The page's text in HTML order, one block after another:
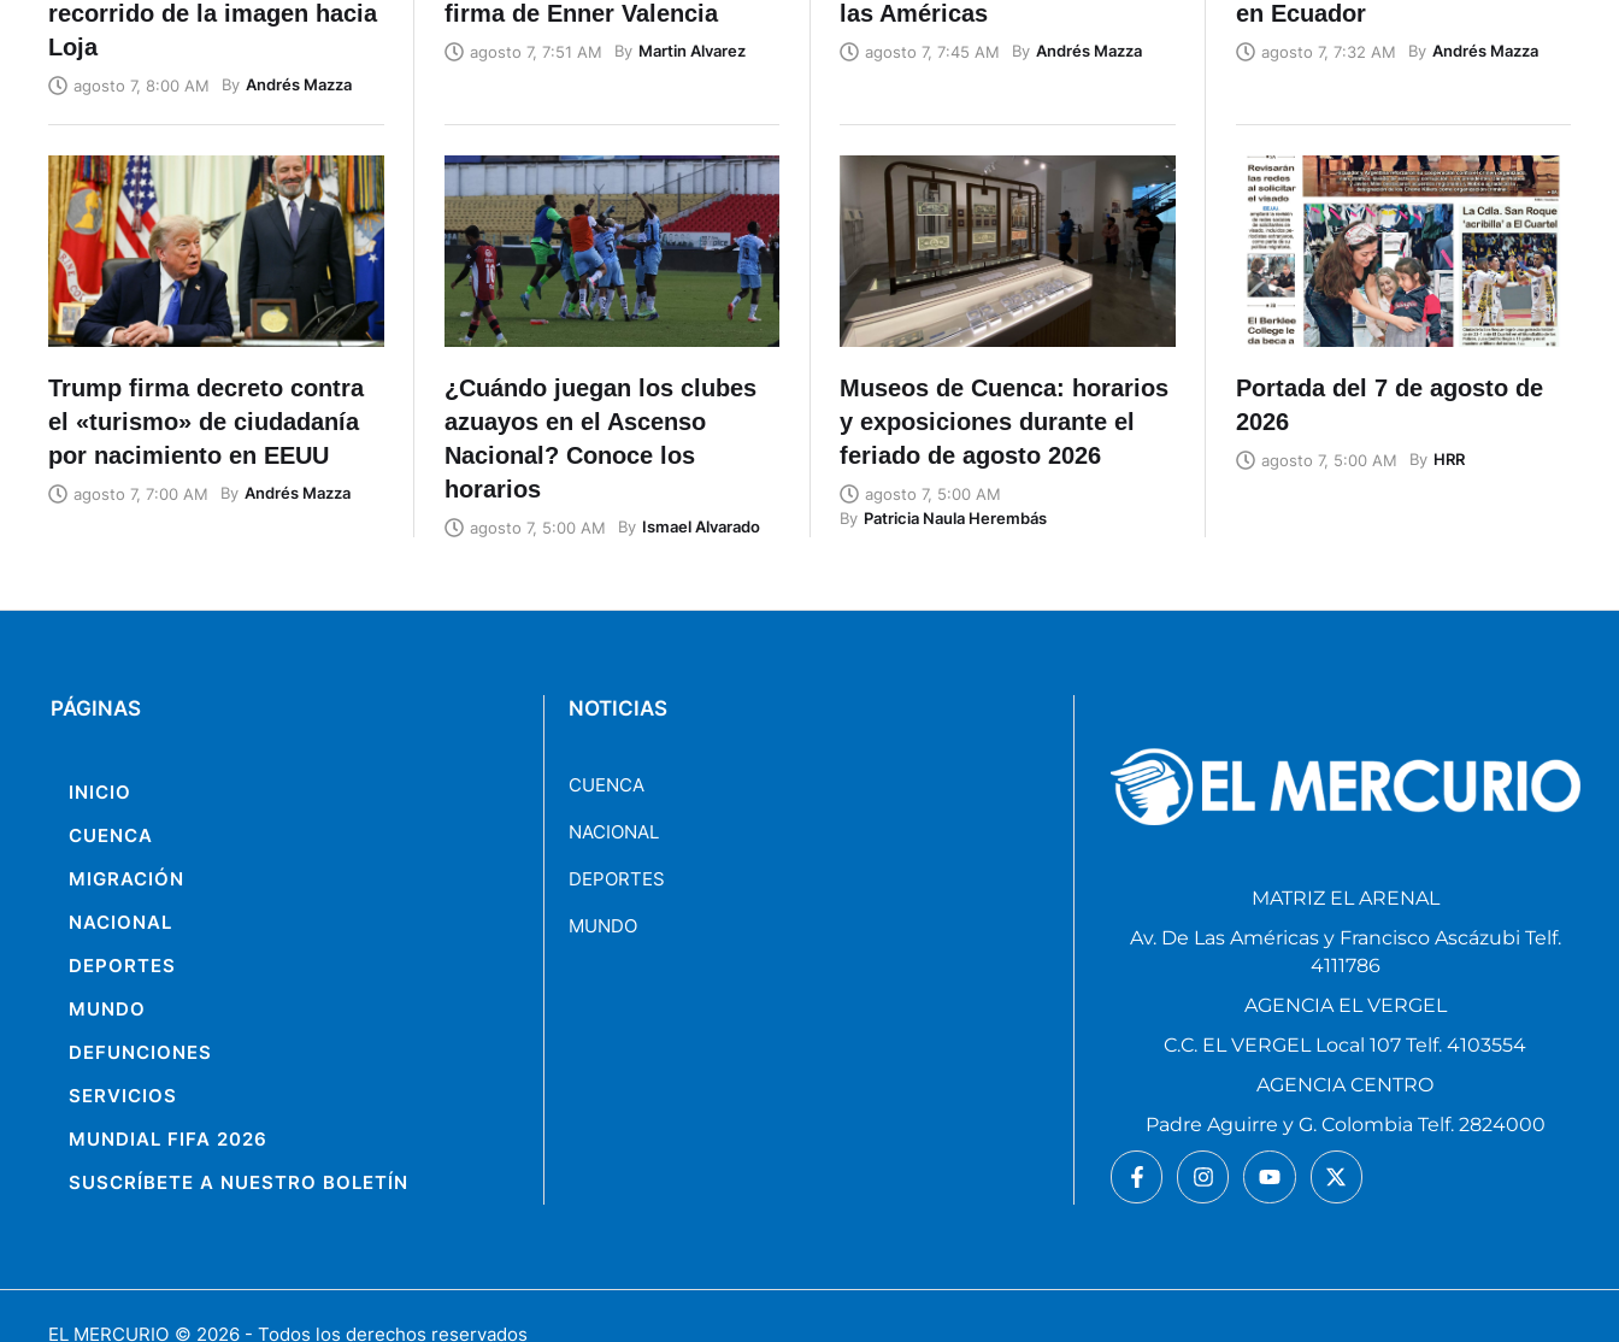
recorrido de la imagen hacia
Loja
agosto 7, 8:00 AM By Andrés Mazza
firma de Enner Valencia
agosto 7, 7:51 AM By Martin Alvarez
las Américas
agosto 7, 7:45 AM By Andrés Mazza
en Ecuador
agosto 7, 7:32 AM By Andrés Mazza
Trump firma decreto contra
el «turismo» de ciudadanía
por nacimiento en EEUU
agosto 7, 7:00 AM By Andrés Mazza
¿Cuándo juegan los clubes
azuayos en el Ascenso
Nacional? Conoce los
horarios
agosto 7, 5:00 AM By Ismael Alvarado
Museos de Cuenca: horarios
y exposiciones durante el
feriado de agosto 2026
agosto 7, 5:00 AM
By Patricia Naula Herembás
Portada del 7 de agosto de
2026
agosto 7, 5:00 AM By HRR
PÁGINAS
INICIO
CUENCA
MIGRACIÓN
NACIONAL
DEPORTES
MUNDO
DEFUNCIONES
SERVICIOS
MUNDIAL FIFA 2026
SUSCRÍBETE A NUESTRO BOLETÍN
NOTICIAS
CUENCA
NACIONAL
DEPORTES
MUNDO
MATRIZ EL ARENAL
Av. De Las Américas y Francisco Ascázubi Telf.
4111786
AGENCIA EL VERGEL
C.C. EL VERGEL Local 107 Telf. 4103554
AGENCIA CENTRO
Padre Aguirre y G. Colombia Telf. 2824000
EL MERCURIO © 2026 - Todos los derechos reservados